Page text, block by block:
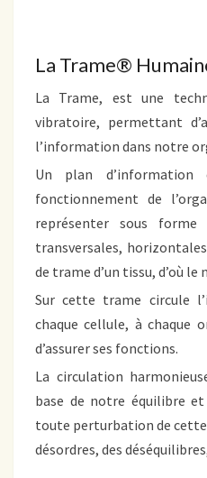
La Trame®
La Trame, est une
vibratoire, permettant
l’information dans notre
Un plan d’information
fonctionnement de
représenter sous forme
transversales,
de trame d’un tissu, d’où
Sur cette trame circule
chaque cellule, à chaque
d’assurer ses fonctions.
La circulation
base de notre équilibre
toute perturbation de
désordres, des